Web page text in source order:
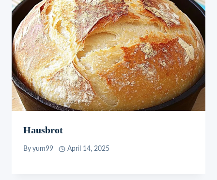
Hausbrot
By yum99 April 14, 2025